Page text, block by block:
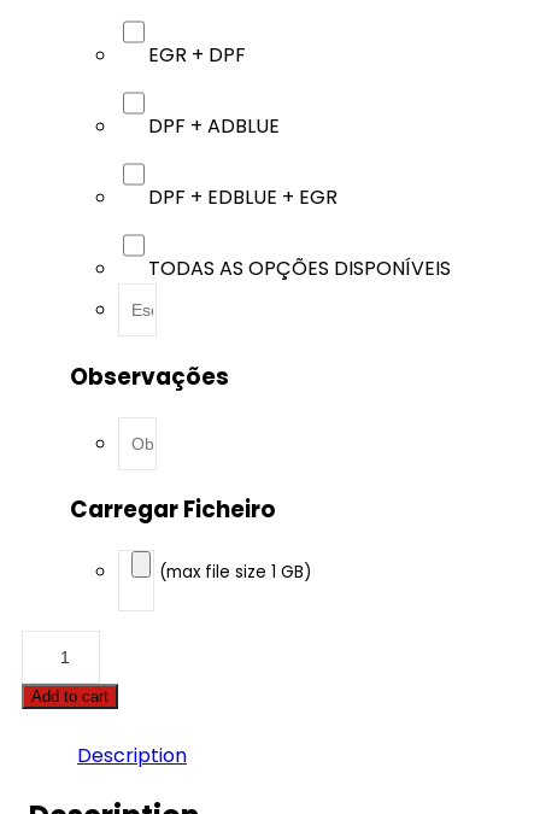
EGR + DPF
DPF + ADBLUE
DPF + EDBLUE + EGR
TODAS AS OPÇÕES DISPONÍVEIS
Observações
Carregar Ficheiro
(max file size 1 GB)
D3
- Add to cart
Description